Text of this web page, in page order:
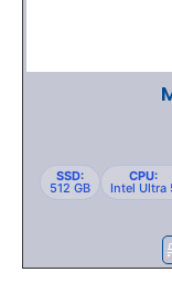
SSD:
512 GB
CPU:
Intel Ultra